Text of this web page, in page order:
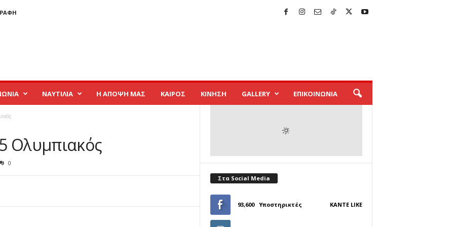
ΝΑΥΤΙΛΙΑ Η ΑΠΟΨΗ ΜΑΣ ΚΑΙΡΟΣ ΚΙΝΗΣΗ GALLERY ΕΠΙΚΟΙΝΩΝΙΑ
Ολυμπιακός
0
Στα Social Media
93,600 Υποστηρικτές ΚΆΝΤΕ LIKE